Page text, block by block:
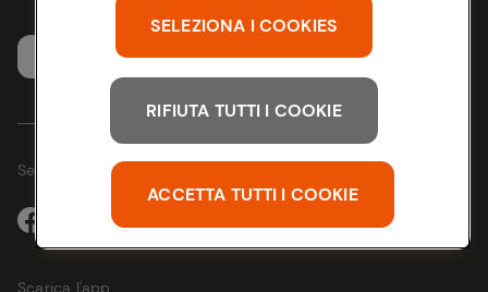
Whistleblowing
Servizio clienti
Seguici sui Social:
SELEZIONA I COOKIES
RIFIUTA TUTTI I COOKIE
ACCETTA TUTTI I COOKIE